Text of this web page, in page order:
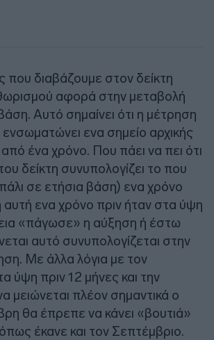
διαβάζουμε στον δείκτη
αφορά στην μεταβολή
Αυτό σημαίνει ότι η μέτρηση
ενα σημείο αρχικής
ένα χρόνο. Που πάει να πει ότι
δείκτη συνυπολογίζει το που
σε ετήσια βάση) ενα χρόνο
αυτή ενα χρόνο πριν ήταν στα ύψη
«πάγωσε» η αύξηση ή έστω
αυτό συνυπολογίζεται στην
Με άλλα λόγια με τον
ύψη πριν 12 μήνες και την
μειώνεται πλέον σημαντικά ο
θα έπρεπε να κάνει «βουτιά»
έκανε και τον Σεπτέμβριο.